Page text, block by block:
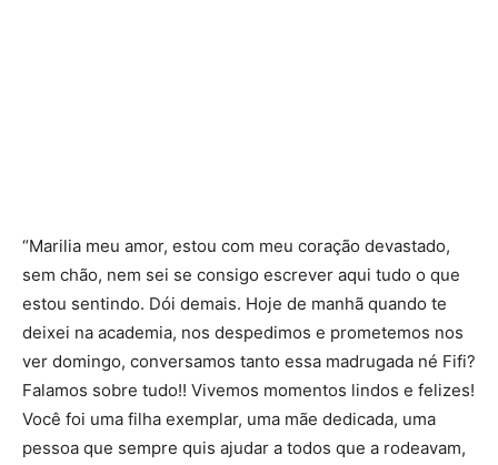
“Marilia meu amor, estou com meu coração devastado,
sem chão, nem sei se consigo escrever aqui tudo o que
estou sentindo. Dói demais. Hoje de manhã quando te
deixei na academia, nos despedimos e prometemos nos
ver domingo, conversamos tanto essa madrugada né Fifi?
Falamos sobre tudo!! Vivemos momentos lindos e felizes!
Você foi uma filha exemplar, uma mãe dedicada, uma
pessoa que sempre quis ajudar a todos que a rodeavam,